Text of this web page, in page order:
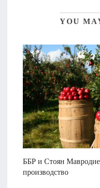
YOU
ББР и Стоян
производство